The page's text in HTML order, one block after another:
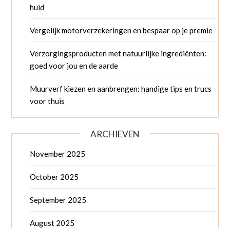
huid
Vergelijk motorverzekeringen en bespaar op je premie
Verzorgingsproducten met natuurlijke ingrediënten:
goed voor jou en de aarde
Muurverf kiezen en aanbrengen: handige tips en trucs
voor thuis
ARCHIEVEN
November 2025
October 2025
September 2025
August 2025